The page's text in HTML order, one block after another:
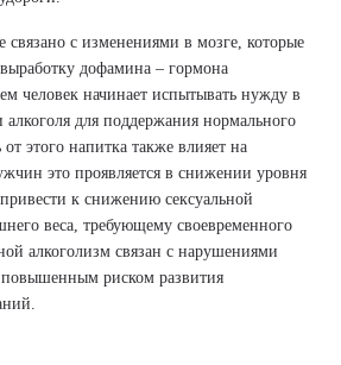
связано с изменениями в мозге, которые
дофамина – гормона
человек начинает испытывать нужду в
для поддержания нормального
этого напитка также влияет на
это проявляется в снижении уровня
к снижению сексуальной
веса, требующему своевременного
алкоголизм связан с нарушениями
риском развития